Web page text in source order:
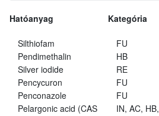
Hatóanyag Kategória
Silthiofam
FU
Pendimethalin
HB
Silver iodide
RE
Pencycuron
FU
Penconazole
FU
Pelargonic acid (CAS
IN, AC, HB,